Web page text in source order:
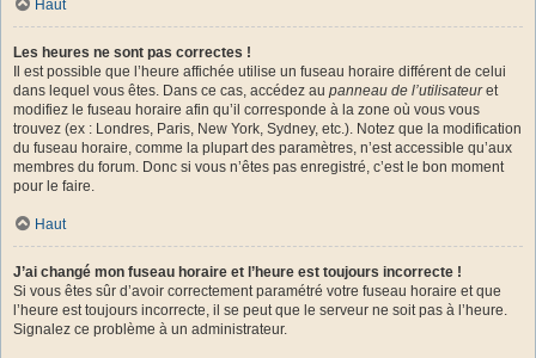
Haut
Les heures ne sont pas correctes !
Il est possible que l’heure affichée utilise un fuseau horaire différent de celui
dans lequel vous êtes. Dans ce cas, accédez au panneau de l’utilisateuret
modifiez le fuseau horaire afin qu’il corresponde à la zone où vous vous
trouvez (ex : Londres, Paris, New York, Sydney, etc.). Notez que la modification
du fuseau horaire, comme la plupart des paramètres, n’est accessible qu’aux
membres du forum. Donc si vous n’êtes pas enregistré, c’est le bon moment
pour le faire.
Haut
J’ai changé mon fuseau horaire et l’heure est toujours incorrecte !
Si vous êtes sûr d’avoir correctement paramétré votre fuseau horaire et que
l’heure est toujours incorrecte, il se peut que le serveur ne soit pas à l’heure.
Signalez ce problème à un administrateur.